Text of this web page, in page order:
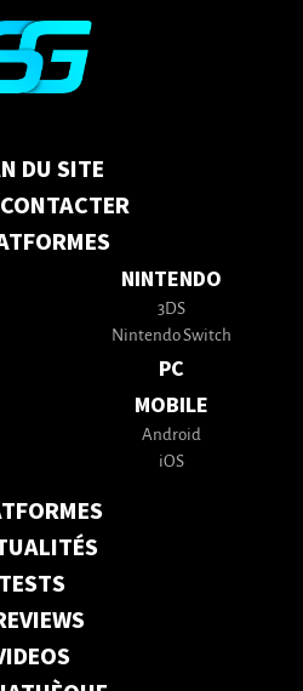
DU SITE
NINTENDO
3DS
Nintendo Switch
PC
MOBILE
Android
iOS
TESTS